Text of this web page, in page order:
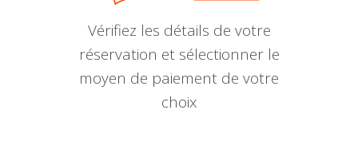
Vérifiez les détails de votre
réservation et sélectionner le
moyen de paiement de votre
choix